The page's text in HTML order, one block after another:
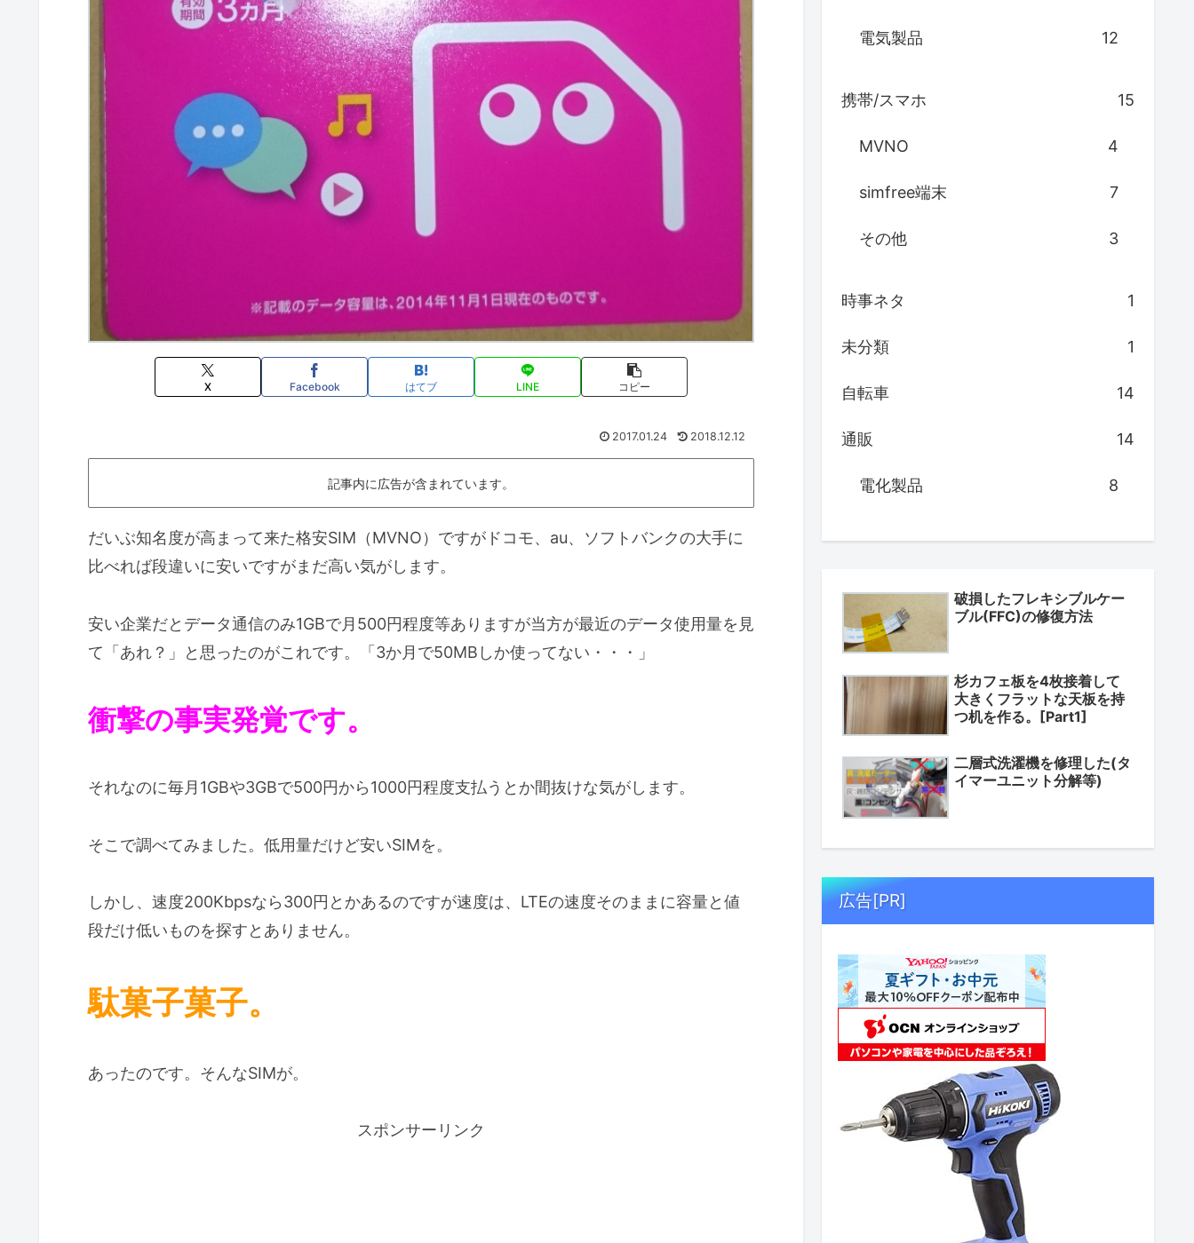
X Facebook はてブ LINE コピー
2017.01.24 2018.12.12
記事内に広告が含まれています。
だいぶ知名度が高まって来た格安SIM（MVNO）ですがドコモ、au、ソフトバンクの大手に
比べれば段違いに安いですがまだ高い気がします。
安い企業だとデータ通信のみ1GBで月500円程度等ありますが当方が最近のデータ使用量を見
て「あれ？」と思ったのがこれです。「3か月で50MBしか使ってない・・・」
衝撃の事実発覚です。
それなのに毎月1GBや3GBで500円から1000円程度支払うとか間抜けな気がします。
そこで調べてみました。低用量だけど安いSIMを。
しかし、速度200Kbpsなら300円とかあるのですが速度は、LTEの速度そのままに容量と値
段だけ低いものを探すとありません。
駄菓子菓子。
あったのです。そんなSIMが。
スポンサーリンク
電気製品 12
携帯/スマホ 15
MVNO 4
simfree端末 7
その他 3
時事ネタ 1
未分類 1
自転車 14
通販 14
電化製品 8
破損したフレキシブルケー
ブル(FFC)の修復方法
杉カフェ板を4枚接着して
大きくフラットな天板を持
つ机を作る。[Part1]
二層式洗濯機を修理した(タ
イマーユニット分解等)
広告[PR]